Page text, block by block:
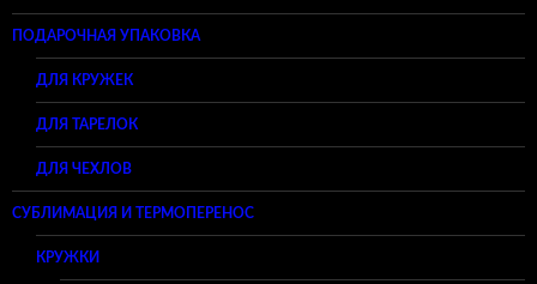
ПОДАРОЧНАЯ УПАКОВКА
ДЛЯ КРУЖЕК
ДЛЯ ТАРЕЛОК
ДЛЯ ЧЕХЛОВ
СУБЛИМАЦИЯ И ТЕРМОПЕРЕНОС
КРУЖКИ